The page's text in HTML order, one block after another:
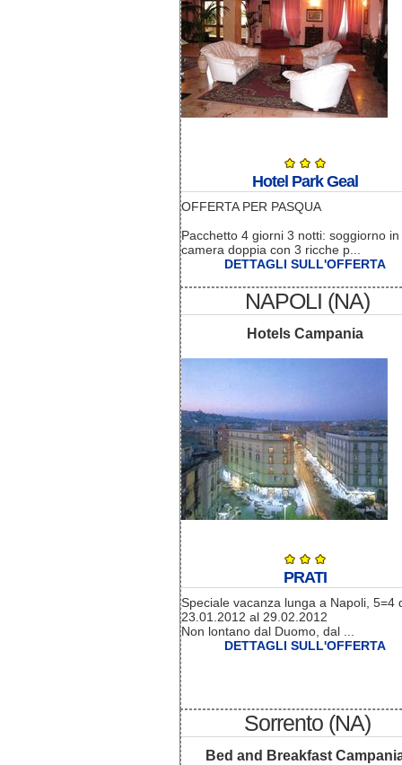
Hotel Park Geal
OFFERTA PER PASQUA
Pacchetto 4 giorni 3 notti: soggiorno in
camera doppia con 3 ricche p...
DETTAGLI SULL'OFFERTA
NAPOLI (NA)
Hotels Campania
PRATI
Speciale vacanza lunga a Napoli, 5=4
23.01.2012 al 29.02.2012
Non lontano dal Duomo, dal ...
DETTAGLI SULL'OFFERTA
Sorrento (NA)
Bed and Breakfast